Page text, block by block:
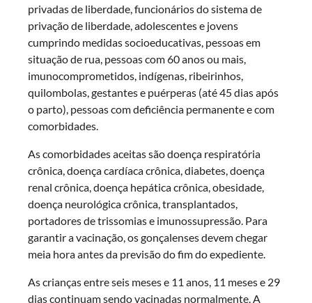
privadas de liberdade, funcionários do sistema de
privação de liberdade, adolescentes e jovens
cumprindo medidas socioeducativas, pessoas em
situação de rua, pessoas com 60 anos ou mais,
imunocomprometidos, indígenas, ribeirinhos,
quilombolas, gestantes e puérperas (até 45 dias após
o parto), pessoas com deficiência permanente e com
comorbidades.
As comorbidades aceitas são doença respiratória
crônica, doença cardíaca crônica, diabetes, doença
renal crônica, doença hepática crônica, obesidade,
doença neurológica crônica, transplantados,
portadores de trissomias e imunossupressão. Para
garantir a vacinação, os gonçalenses devem chegar
meia hora antes da previsão do fim do expediente.
As crianças entre seis meses e 11 anos, 11 meses e 29
dias continuam sendo vacinadas normalmente. A